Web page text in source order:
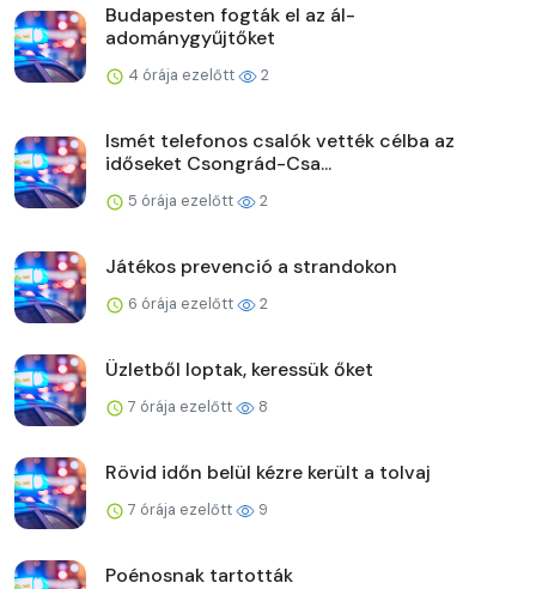
Budapesten fogták el az ál-
adománygyűjtőket
4 órája ezelőtt 2
Ismét telefonos csalók vették célba az
időseket Csongrád-Csa...
5 órája ezelőtt 2
Játékos prevenció a strandokon
6 órája ezelőtt 2
Üzletből loptak, keressük őket
7 órája ezelőtt 8
Rövid időn belül kézre került a tolvaj
7 órája ezelőtt 9
Poénosnak tartották